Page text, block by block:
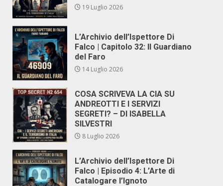
19 Luglio 2026
L’Archivio dell’Ispettore Di
Falco | Capitolo 32: Il Guardiano
del Faro
14 Luglio 2026
COSA SCRIVEVA LA CIA SU
ANDREOTTI E I SERVIZI
SEGRETI? – DI ISABELLA
SILVESTRI
8 Luglio 2026
L’Archivio dell’Ispettore Di
Falco | Episodio 4: L’Arte di
Catalogare l’Ignoto